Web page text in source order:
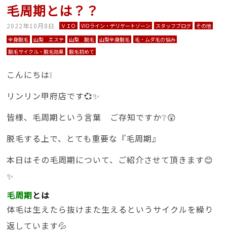
毛周期とは？？
2022年10月8日 ＶＩＯ VIOライン・デリケートゾーン スタッフブログ
その他
全身脱毛
山梨 エステ 山梨 脱毛 山梨全身脱毛
毛・ムダ毛の悩み
脱毛サイクル・脱毛効果
脱毛初めて
こんにちは❕
リンリン甲府店です💞✨
皆様、毛周期という言葉 ご存知ですか❔😲
脱毛する上で、とても重要な『毛周期』
本日はその毛周期について、ご紹介させて頂きます😊
✨
毛周期とは
体毛は生えたら抜けまた生えるというサイクルを繰り
返しています💦